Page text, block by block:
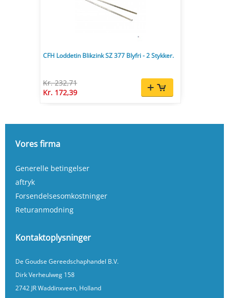
CFH Loddetin Blikzink SZ 377 Blyfri - 2 Stykker.
Kr. 232,71
Kr. 172,39
Vores firma
Generelle betingelser
aftryk
Forsendelsesomkostninger
Returanmodning
Kontaktoplysninger
De Goudse Gereedschaphandel B.V.
Dirk Verheulweg 158
2742 JR Waddinxveen, Holland